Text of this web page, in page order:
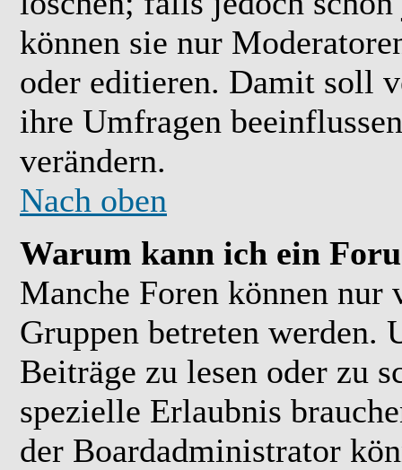
können sie nur
oder editieren. Damit soll
ihre Umfragen
verändern.
Nach oben
Warum kann ich ein
Manche Foren können nur
Gruppen betreten werden.
Beiträge zu lesen oder zu
spezielle Erlaubnis
der Boardadministrator